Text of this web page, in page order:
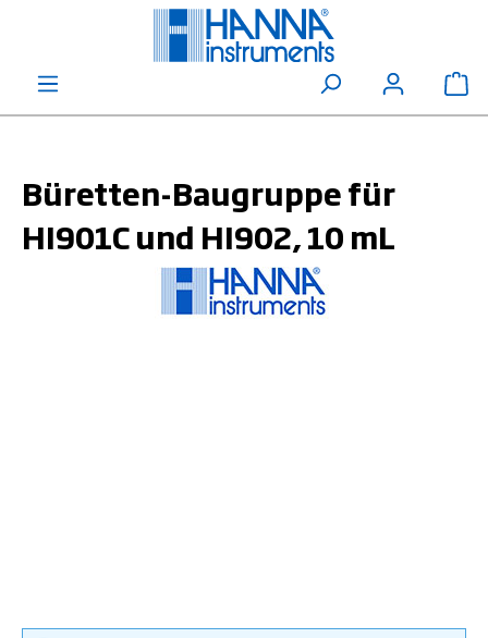
Büretten-Baugruppe für
HI901C und HI902, 10 mL